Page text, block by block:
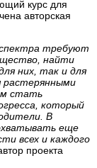
курс для
авторская
требуют
найти
них, так и для
растерянными
стать
который
В
еще
всех и каждого
проекта